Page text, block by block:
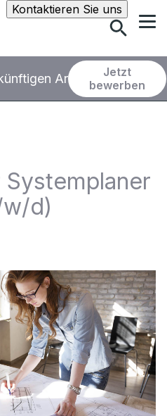
Kontaktieren Sie unsSuche
Arbeitsplatz
Jetzt
bewerben
d)